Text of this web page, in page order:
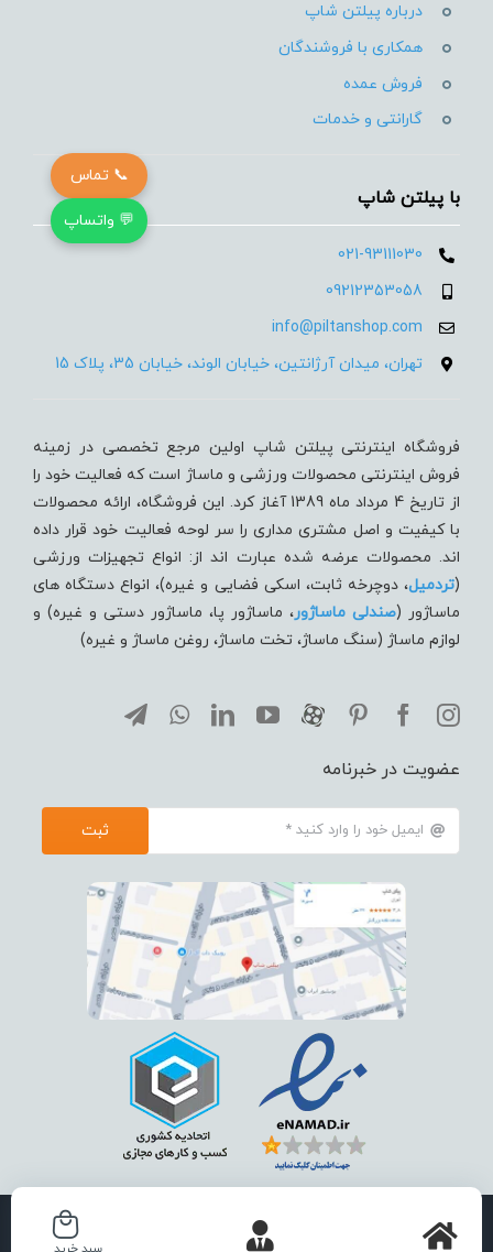
درباره پیلتن شاپ
همکاری با فروشندگان
فروش عمده
گارانتی و خدمات
با پیلتن شاپ
021-93111030
09212353058
info@piltanshop.com
تهران، میدان آرژانتین، خیابان الوند، خیابان 35، پلاک 15
فروشگاه اینترنتی پیلتن شاپ اولین مرجع تخصصی در زمینه
فروش اینترنتی محصولات ورزشی و ماساژ است که فعالیت خود را
از تاریخ 4 مرداد ماه 1389 آغاز کرد. این فروشگاه، ارائه محصولات
با کیفیت و اصل مشتری مداری را سر لوحه فعالیت خود قرار داده
اند. محصولات عرضه شده عبارت اند از: انواع تجهیزات ورزشی
(تردميل، دوچرخه ثابت، اسکی فضایی و غیره)، انواع دستگاه های
ماساژور (صندلی ماساژور، ماساژور پا، ماساژور دستی و غیره) و
لوازم ماساژ (سنگ ماساژ، تخت ماساژ، روغن ماساژ و غیره)
عضویت در خبرنامه
ثبت
استفاده از تمامی مطالب ، تصاویر و محتوای سايت فقط برای مقاصد غیر
📞 تماس
💬 واتساپ